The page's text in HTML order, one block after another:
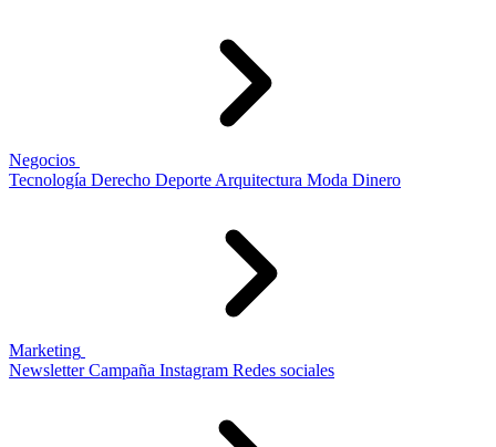
Negocios
Tecnología Derecho Deporte Arquitectura Moda Dinero
Marketing
Newsletter Campaña Instagram Redes sociales